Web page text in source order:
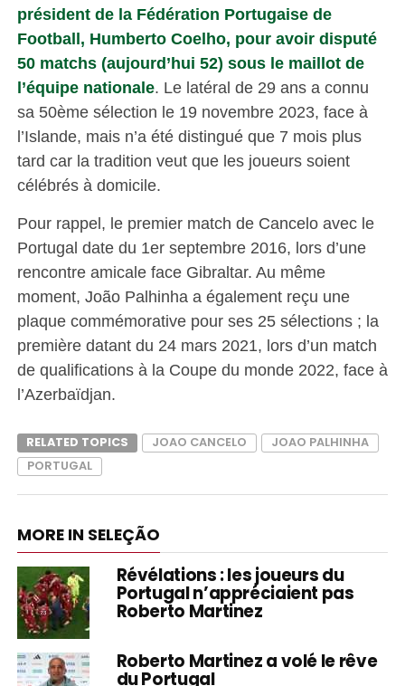
président de la Fédération Portugaise de
Football, Humberto Coelho, pour avoir disputé
50 matchs (aujourd’hui 52) sous le maillot de
l’équipe nationale. Le latéral de 29 ans a connu
sa 50ème sélection le 19 novembre 2023, face à
l’Islande, mais n’a été distingué que 7 mois plus
tard car la tradition veut que les joueurs soient
célébrés à domicile.
Pour rappel, le premier match de Cancelo avec le
Portugal date du 1er septembre 2016, lors d’une
rencontre amicale face Gibraltar. Au même
moment, João Palhinha a également reçu une
plaque commémorative pour ses 25 sélections ; la
première datant du 24 mars 2021, lors d’un match
de qualifications à la Coupe du monde 2022, face à
l’Azerbaïdjan.
RELATED TOPICS JOAO CANCELO
JOAO PALHINHA
PORTUGAL
MORE IN SELEÇÃO
Révélations : les joueurs du
Portugal n’appréciaient pas
Roberto Martinez
Roberto Martinez a volé le rêve
du Portugal